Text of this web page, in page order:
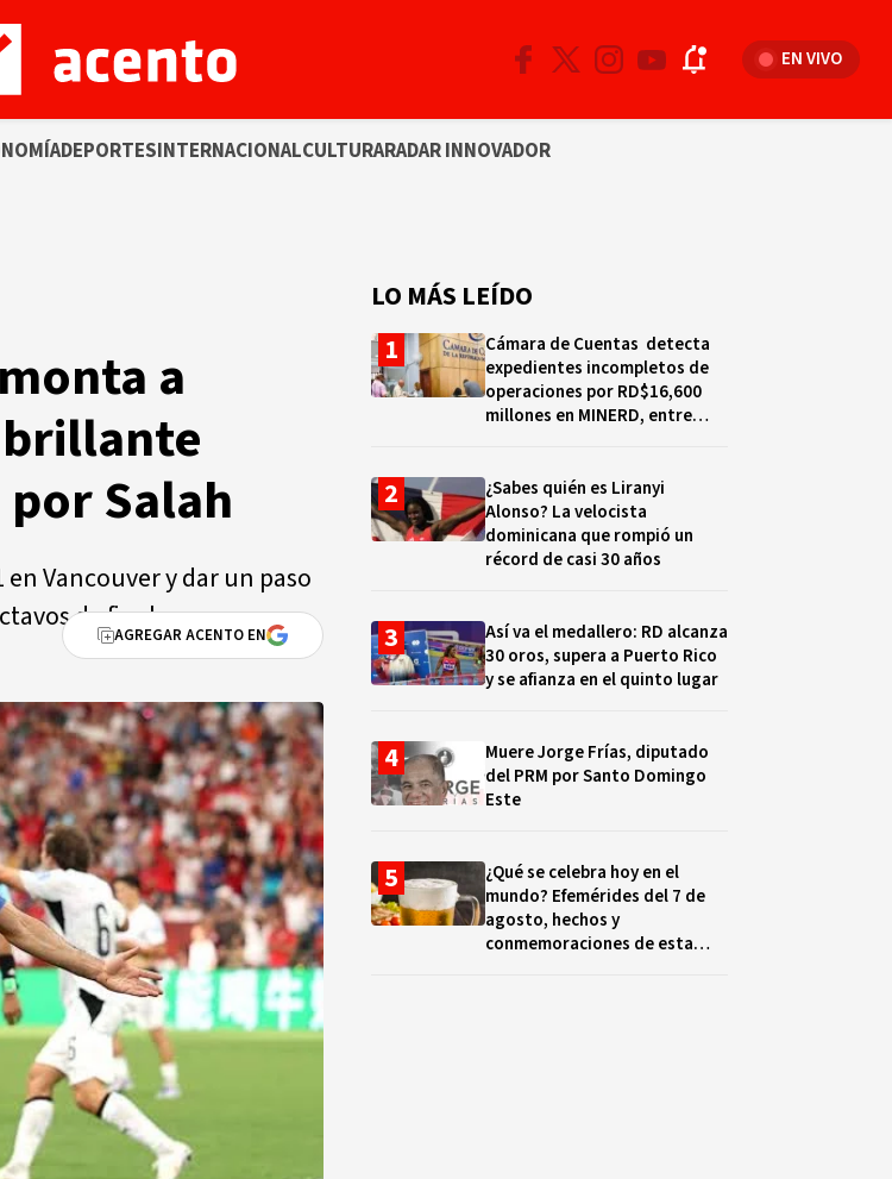
EN VIVO
DEPORTESINTERNACIONALCULTURARADAR INNOVADOR
a
brillante
Salah
Vancouver y dar un paso
de final.
AGREGAR ACENTO EN
LO MÁS LEÍDO
Cámara de Cuentas detecta
expedientes incompletos de
operaciones por RD$16,600
millones en MINERD, entre
¿Sabes quién es Liranyi
Alonso? La velocista
dominicana que rompió un
récord de casi 30 años
Así va el medallero: RD alcanza
30 oros, supera a Puerto Rico
y se afianza en el quinto lugar
Muere Jorge Frías, diputado
del PRM por Santo Domingo
Este
¿Qué se celebra hoy en el
mundo? Efemérides del 7 de
agosto, hechos y
conmemoraciones de esta